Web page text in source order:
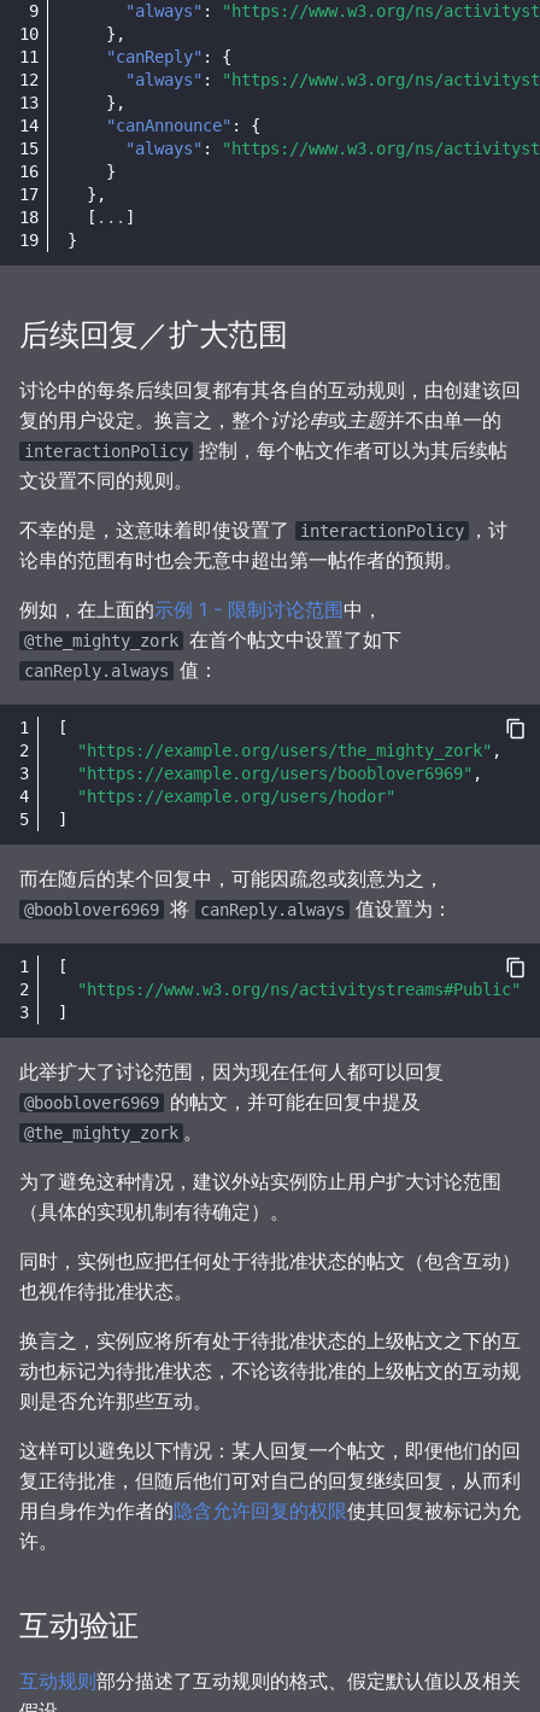
"always" :
"https://www.w3.org/ns/
},
"canReply" :
{
"always" :
"https://www.w3.org/ns/
},
"canAnnounce" :
{
"always" :
"https://www.w3.org/ns/
}
},
[ ... ]
}
后续回复／扩大范围
讨论中的每条后续回复都有其各自的互动规则，由创建该回
复的用户设定。换言之，整个讨论串或主题并不由单一的
interactionPolicy 控制，每个帖文作者可以为其后续帖
文设置不同的规则。
不幸的是，这意味着即使设置了 interactionPolicy
，讨
论串的范围有时也会无意中超出第一帖作者的预期。
例如，在上面的示例 1 - 限制讨论范围中，
@the_mighty_zork 在首个帖文中设置了如下
canReply.always 值：
[
"https://example.org/users/the_mighty_zork" ,
"https://example.org/users/booblover6969" ,
"https://example.org/users/hodor"
]
而在随后的某个回复中，可能因疏忽或刻意为之，
@booblover6969 将 canReply.always 值设置为：
[
"https://www.w3.org/ns/activitystreams#Public"
]
此举扩大了讨论范围，因为现在任何人都可以回复
@booblover6969 的帖文，并可能在回复中提及
@the_mighty_zork 。
为了避免这种情况，建议外站实例防止用户扩大讨论范围
（具体的实现机制有待确定）。
同时，实例也应把任何处于待批准状态的帖文（包含互动）
也视作待批准状态。
换言之，实例应将所有处于待批准状态的上级帖文之下的互
动也标记为待批准状态，不论该待批准的上级帖文的互动规
则是否允许那些互动。
这样可以避免以下情况：某人回复一个帖文，即便他们的回
复正待批准，但随后他们可对自己的回复继续回复，从而利
用自身作为作者的隐含允许回复的权限使其回复被标记为允
许。
互动验证
互动规则部分描述了互动规则的格式、假定默认值以及相关